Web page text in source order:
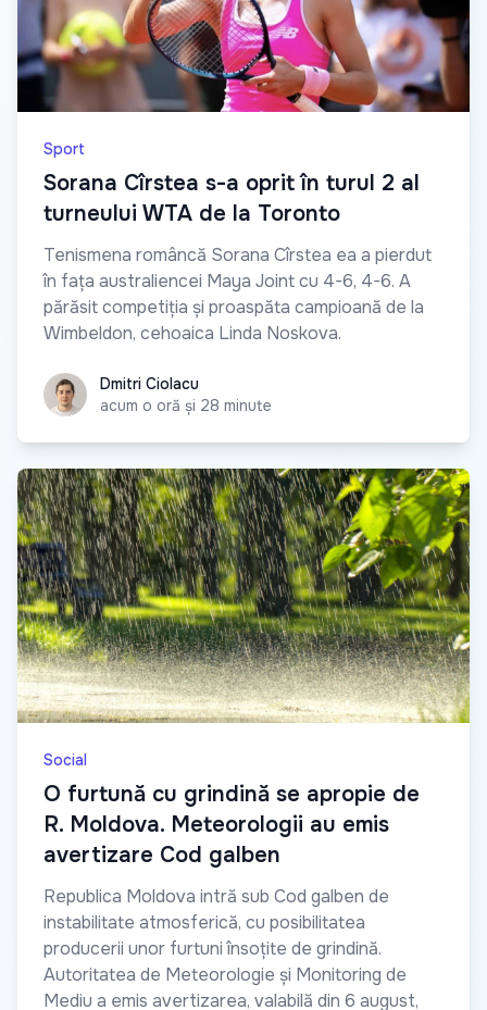
Sport
Sorana Cîrstea s-a oprit în turul 2 al
turneului WTA de la Toronto
Tenismena româncă Sorana Cîrstea ea a pierdut
în fața australiencei Maya Joint cu 4-6, 4-6. A
părăsit competiția și proaspăta campioană de la
Wimbeldon, cehoaica Linda Noskova.
Dmitri Ciolacu
Dmitri Ciolacu
acum o oră și 28 minute
Social
O furtună cu grindină se apropie de
R. Moldova. Meteorologii au emis
avertizare Cod galben
Republica Moldova intră sub Cod galben de
instabilitate atmosferică, cu posibilitatea
producerii unor furtuni însoțite de grindină.
Autoritatea de Meteorologie și Monitoring de
Mediu a emis avertizarea, valabilă din 6 august,